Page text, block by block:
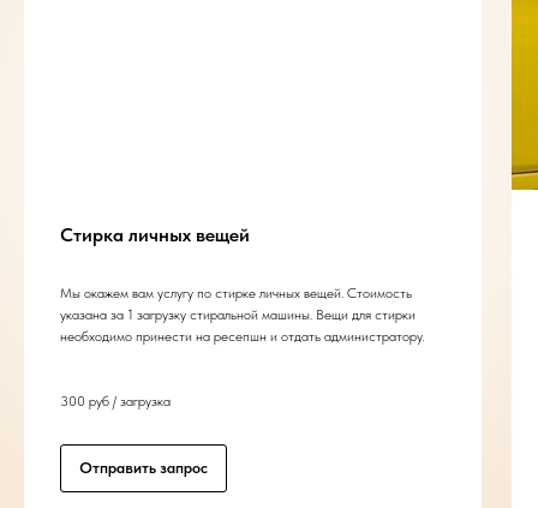
Стирка личных вещей
Мы окажем вам услугу по стирке личных вещей. Стоимость
указана за 1 загрузку стиральной машины. Вещи для стирки
необходимо принести на ресепшн и отдать администратору.
300 руб / загрузка
Отправить запрос